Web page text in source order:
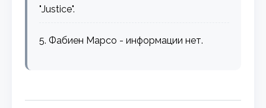
"Justice".
5. Фабиен Марсо - информации нет.